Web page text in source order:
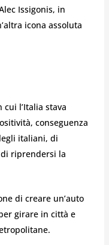
Issigonis, in
icona assoluta
l’Italia stava
conseguenza
italiani, di
riprendersi la
di creare un’auto
girare in città e